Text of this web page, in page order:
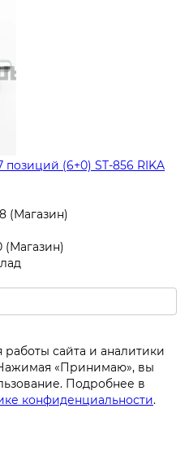
(6+0) ST-856 RIKA
(Магазин)
(Магазин)
сайта и аналитики
«Принимаю», вы
Подробнее в
конфиденциальности.